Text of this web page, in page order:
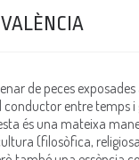
de peces
conductor entre temps
és una mateixa
(filosòfica,